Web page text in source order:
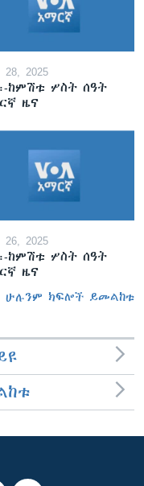
2025
ከምሽቱ ሦስት ሰዓት
ዜና
2025
ከምሽቱ ሦስት ሰዓት
ዜና
ሁሉንም ክፍሎች ይመልከቱ